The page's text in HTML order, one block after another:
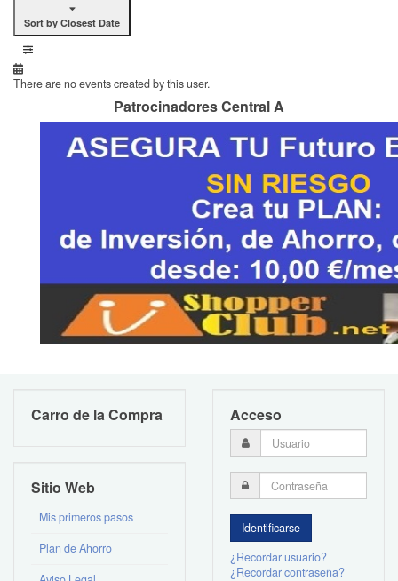
Sort by Closest Date
There are no events created by this user.
Patrocinadores Central A
Carro de la Compra
Sitio Web
Mis primeros pasos
Plan de Ahorro
Acceso
¿Recordar usuario?
¿Recordar contraseña?